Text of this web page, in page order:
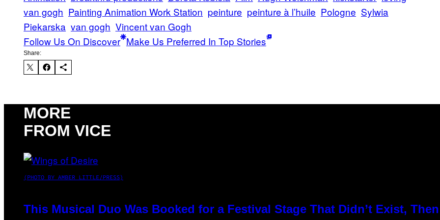
van gogh Painting Animation Work Station peinture peinture à l’huile Pologne Sylwia
Piekarska van gogh Vincent van Gogh
Follow Us On Discover Make Us Preferred In Top Stories
Share:
MORE
FROM VICE
(PHOTO BY AMBER LITTLE/PRESS)
This Musical Duo Was Booked for a Festival Stage That Didn’t Exist,